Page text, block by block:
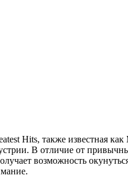
Hits, также известная
В отличие от
возможность